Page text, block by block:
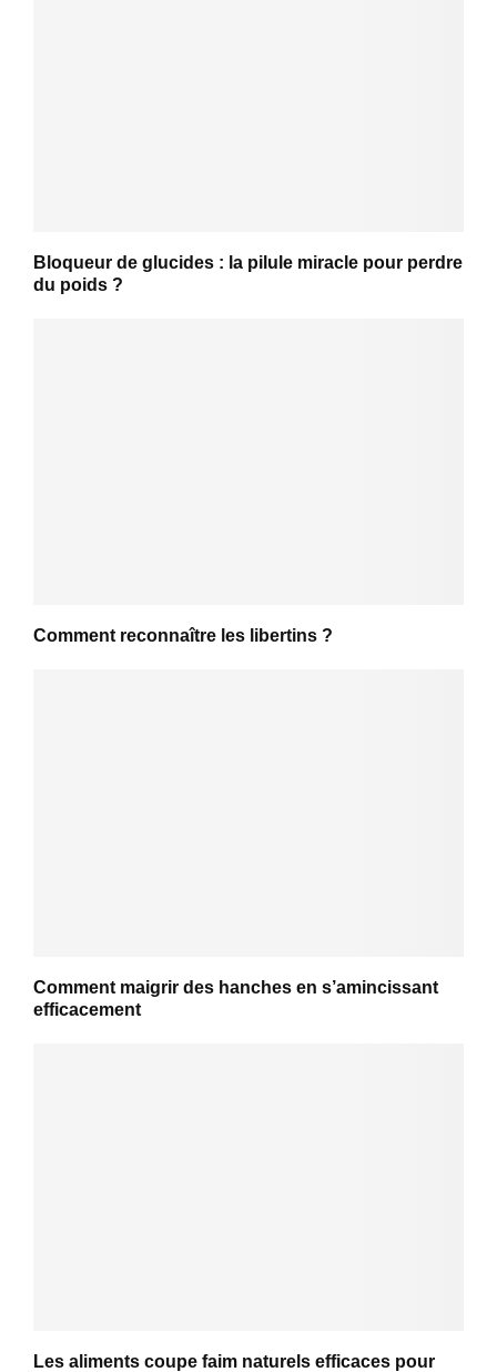
Bloqueur de glucides : la pilule miracle pour perdre
du poids ?
Comment reconnaître les libertins ?
Comment maigrir des hanches en s’amincissant
efficacement
Les aliments coupe faim naturels efficaces pour